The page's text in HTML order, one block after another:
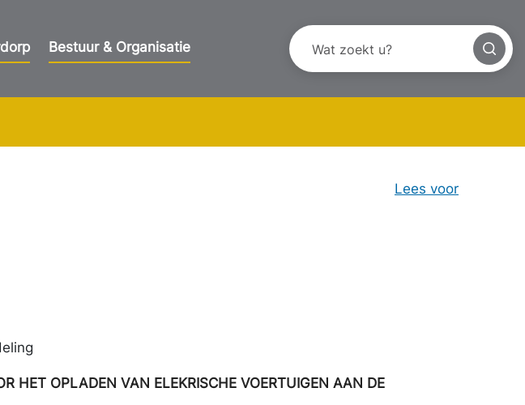
Bestuur & Organisatie
Lees voor
HET OPLADEN VAN ELEKRISCHE VOERTUIGEN AAN DE